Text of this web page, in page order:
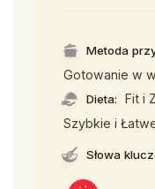
Metoda
Gotowanie w
Dieta: Fit i
Szybkie i
Słowa